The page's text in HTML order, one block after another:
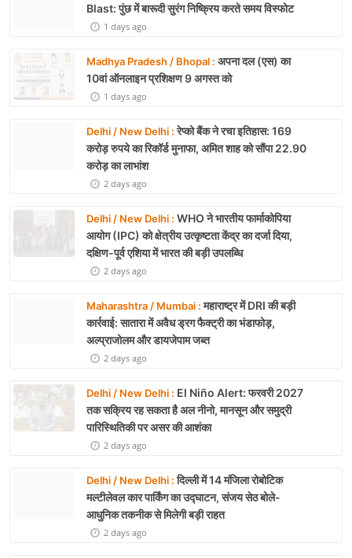
Blast: पुंछ में बारूदी सुरंग निष्क्रिय करते समय विस्फोट
1 days ago
Madhya Pradesh / Bhopal : अपना दल (एस) का
10वां ऑनलाइन प्रशिक्षण 9 अगस्त को
1 days ago
Delhi / New Delhi :रेप्को बैंक ने रचा इतिहास: 169
करोड़ रुपये का रिकॉर्ड मुनाफा, अमित शाह को सौंपा 22.90
करोड़ का लाभांश
2 days ago
Delhi / New Delhi : WHO ने भारतीय फार्माकोपिया
आयोग (IPC) को क्षेत्रीय उत्कृष्टता केंद्र का दर्जा दिया,
दक्षिण-पूर्व एशिया में भारत की बड़ी उपलब्धि
2 days ago
Maharashtra / Mumbai :महाराष्ट्र में DRI की बड़ी
कार्रवाई: सातारा में अवैध ड्रग फैक्ट्री का भंडाफोड़,
अल्प्राजोलम और डायजेपाम जब्त
2 days ago
Delhi / New Delhi : El Niño Alert: फरवरी 2027
तक सक्रिय रह सकता है अल नीनो, मानसून और समुद्री
पारिस्थितिकी पर असर की आशंका
2 days ago
Delhi / New Delhi :दिल्ली में 14 मंजिला रोबोटिक
मल्टीलेवल कार पार्किंग का उद्घाटन, संजय सेठ बोले-
आधुनिक तकनीक से मिलेगी बड़ी राहत
2 days ago